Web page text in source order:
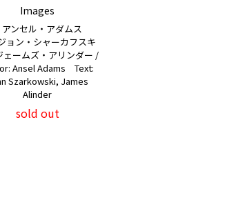
Images
ンセル・アダムス
ョン・シャーカフスキ
ェームズ・アリンダー /
Ansel Adams Text:
Szarkowski, James
Alinder
sold out